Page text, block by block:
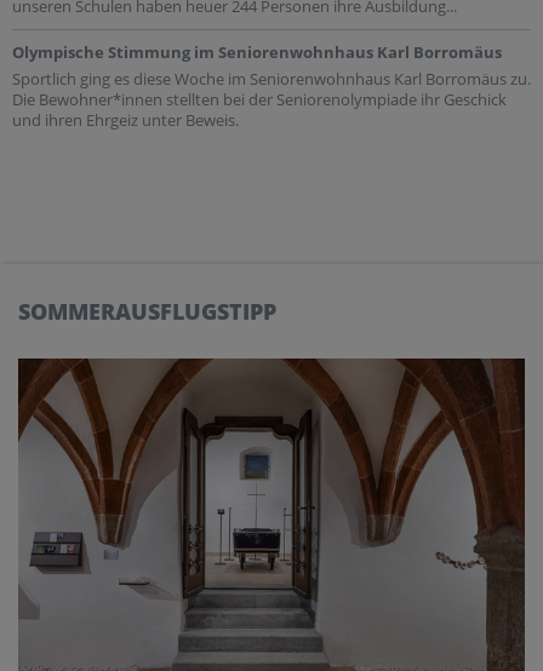
unseren Schulen haben heuer 244 Personen ihre Ausbildung...
Olympische Stimmung im Seniorenwohnhaus Karl Borromäus
Sportlich ging es diese Woche im Seniorenwohnhaus Karl Borromäus zu.
Die Bewohner*innen stellten bei der Seniorenolympiade ihr Geschick
und ihren Ehrgeiz unter Beweis.
SOMMERAUSFLUGSTIPP